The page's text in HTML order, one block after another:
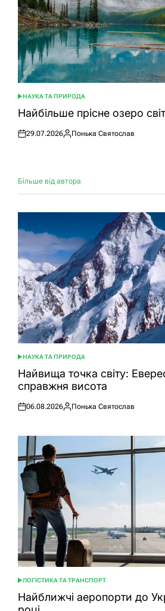
ОПУБЛІКУВАТИ
У
НАУКА ТА ПРИРОДА
Найбільше прісне озеро
Оприлюднено
29.07.2026
Опубліковано
Понька Святослав
Більше від автора
ОПУБЛІКУВАТИ
У
НАУКА ТА ПРИРОДА
Найвища точка світу:
справжня висота
Оприлюднено
06.08.2026
Опубліковано
Понька Святослав
ОПУБЛІКУВАТИ
У
ЛОГІСТИКА ТА ТРАНСПОРТ
Найближчі аеропорти до